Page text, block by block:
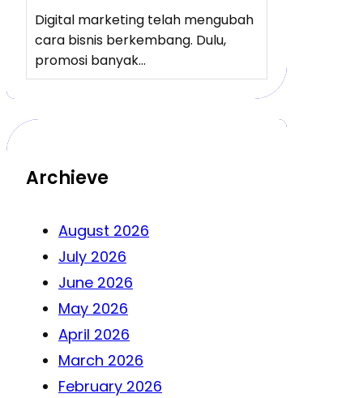
Digital marketing telah mengubah
cara bisnis berkembang. Dulu,
promosi banyak…
Archieve
August 2026
July 2026
June 2026
May 2026
April 2026
March 2026
February 2026